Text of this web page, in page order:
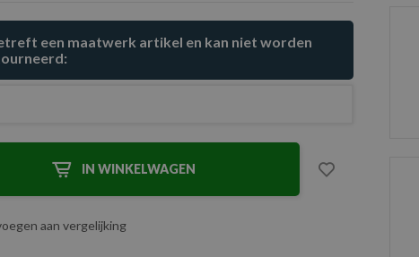
een maatwerk artikel en kan niet worden
IN WINKELWAGEN
aan vergelijking